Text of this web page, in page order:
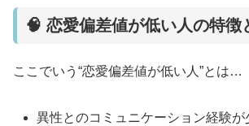
🧠 恋愛偏差値が低い人の特徴
ここでいう“恋愛偏差値が低い人”とは…
異性とのコミュニケーション経験が